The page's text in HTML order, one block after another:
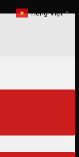
Tiếng Việt ▼